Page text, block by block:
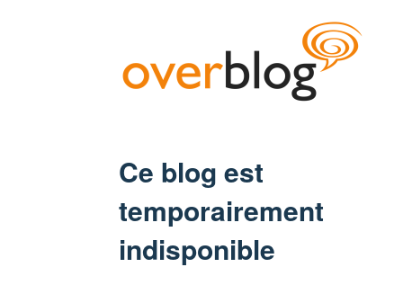
Ce blog est
temporairement
indisponible